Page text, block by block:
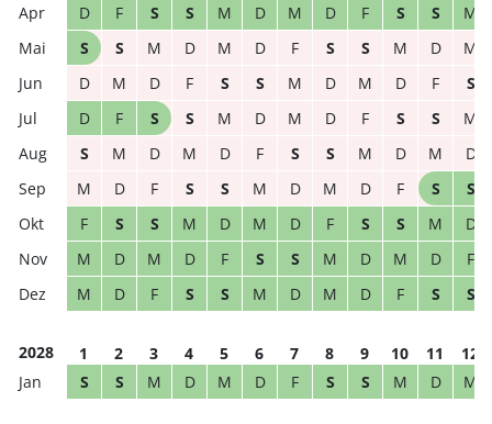
D
F S S M D M D F S S
M
S
S M D M D F S S M D
M
D
M D F S S M D M D F
S
D
F S S M D M D F S S
M
S
M D M D F S S M D M
D
M
D F S S M D M D F S
S
F
S S M D M D F S S M
D
M
D M D F S S M D M D
F
M
D F S S M D M D F S S
2028 1 2 3 4 5 6 7 8 9 10 11
12
S
S M D M D F S S M D M